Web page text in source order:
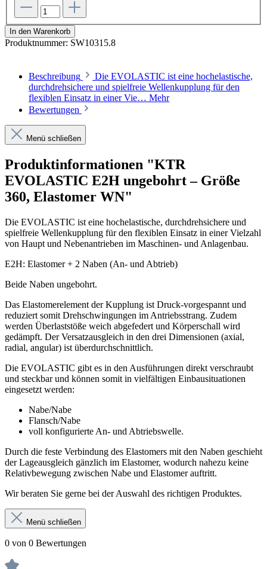
In den Warenkorb
Produktnummer: SW10315.8
Beschreibung
Die EVOLASTIC ist eine hochelastische,
durchdrehsichere und spielfreie Wellenkupplung für den
flexiblen Einsatz in einer Vie… Mehr
Bewertungen
Menü schließen
Produktinformationen "KTR
EVOLASTIC E2H ungebohrt – Größe
360, Elastomer WN"
Die EVOLASTIC ist eine hochelastische, durchdrehsichere und
spielfreie Wellenkupplung für den flexiblen Einsatz in einer Vielzahl
von Haupt und Nebenantrieben im Maschinen- und Anlagenbau.
E2H: Elastomer + 2 Naben (An- und Abtrieb)
Beide Naben ungebohrt.
Das Elastomerelement der Kupplung ist Druck-vorgespannt und
reduziert somit Drehschwingungen im Antriebsstrang. Zudem
werden Überlaststöße weich abgefedert und Körperschall wird
gedämpft. Der Versatzausgleich in den drei Dimensionen (axial,
radial, angular) ist überdurchschnittlich.
Die EVOLASTIC gibt es in den Ausführungen direkt verschraubt
und steckbar und können somit in vielfältigen Einbausituationen
eingesetzt werden:
Nabe/Nabe
Flansch/Nabe
voll konfigurierte An- und Abtriebswelle.
Durch die feste Verbindung des Elastomers mit den Naben geschieht
der Lageausgleich gänzlich im Elastomer, wodurch nahezu keine
Relativbewegung zwischen Nabe und Elastomer auftritt.
Wir beraten Sie gerne bei der Auswahl des richtigen Produktes.
Menü schließen
0 von 0 Bewertungen